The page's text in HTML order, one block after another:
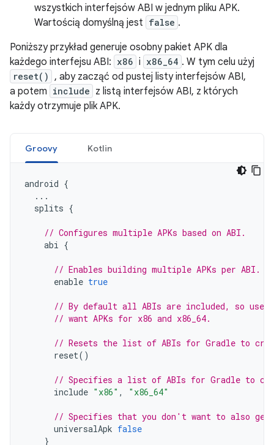
wszystkich interfejsów ABI w jednym pliku APK.
Wartością domyślną jest false .
Poniższy przykład generuje osobny pakiet APK dla
każdego interfejsu ABI: x86 i x86_64 . W tym celu użyj
reset() , aby zacząć od pustej listy interfejsów ABI,
a potem include z listą interfejsów ABI, z których
każdy otrzymuje plik APK.
Groovy Kotlin
android {
...
splits {
// Configures multiple APKs based on ABI.
abi {
// Enables building multiple APKs per ABI.
enable true
// By default all ABIs are included, so use
// want APKs for x86 and x86_64.
// Resets the list of ABIs for Gradle to
reset()
// Specifies a list of ABIs for Gradle to
include "x86" , "x86_64"
// Specifies that you don't want to also
universalApk false
}